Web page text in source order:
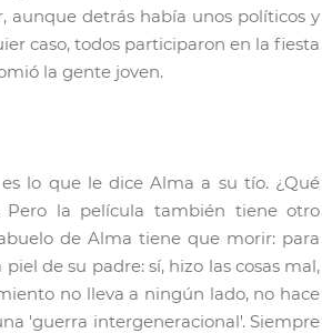
aunque detrás había unos políticos y
caso, todos participaron en la fiesta
la gente joven.
lo que le dice Alma a su tío. ¿Qué
Pero la película también tiene otro
de Alma tiene que morir: para
de su padre: sí, hizo las cosas mal,
no lleva a ningún lado, no hace
'guerra intergeneracional'. Siempre